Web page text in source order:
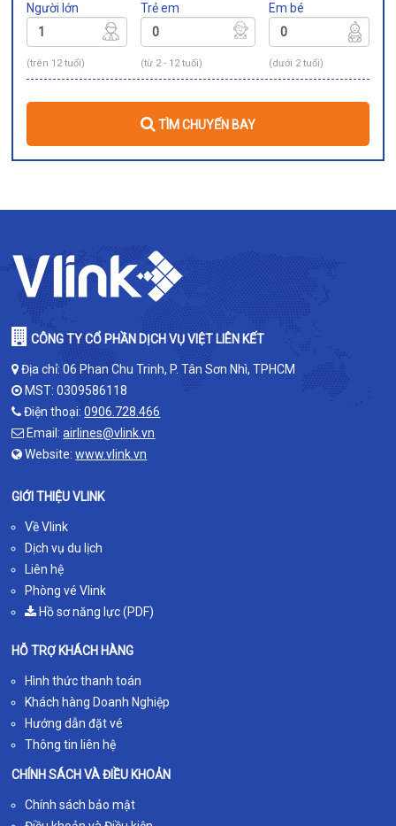
Người lớn
(trên 12 tuổi)
Trẻ em
(từ 2 - 12 tuổi)
Em bé
(dưới 2 tuổi)
TÌM CHUYẾN BAY
CÔNG TY CỔ PHẦN DỊCH VỤ VIỆT LIÊN KẾT
Địa chỉ: 06 Phan Chu Trinh, P. Tân Sơn Nhì, TPHCM
MST: 0309586118
Điện thoại:0906.728.466
Email:airlines@vlink.vn
Website:www.vlink.vn
GIỚI THIỆU VLINK
Về Vlink
Dịch vụ du lịch
Liên hệ
Phòng vé Vlink
Hồ sơ năng lực (PDF)
HỖ TRỢ KHÁCH HÀNG
Hình thức thanh toán
Khách hàng Doanh Nghiệp
Hướng dẫn đặt vé
Thông tin liên hệ
CHÍNH SÁCH VÀ ĐIỀU KHOẢN
Chính sách bảo mật